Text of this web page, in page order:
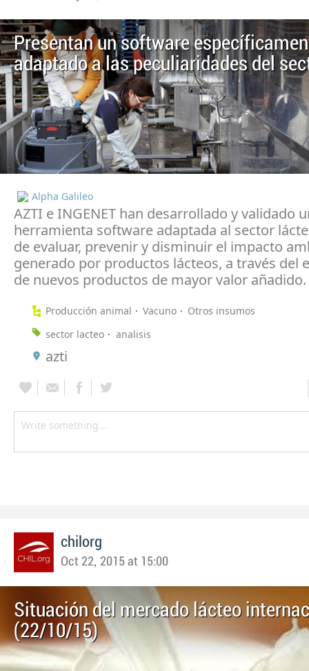
Presentan un software
adaptado a las peculiaridades del
Alpha Galileo
AZTI e INGENET han desarrollado y validado
herramienta software adaptada al sector
de evaluar, prevenir y disminuir el impacto
generado por productos lácteos, a través del
de nuevos productos de mayor valor añadido.
Producción animal Vacuno
Otros insumos
sector lacteo
analisis
azti
chilorg
Oct 22, 2015 at 15:00
Situación del mercado lácteo
(22/10/15)